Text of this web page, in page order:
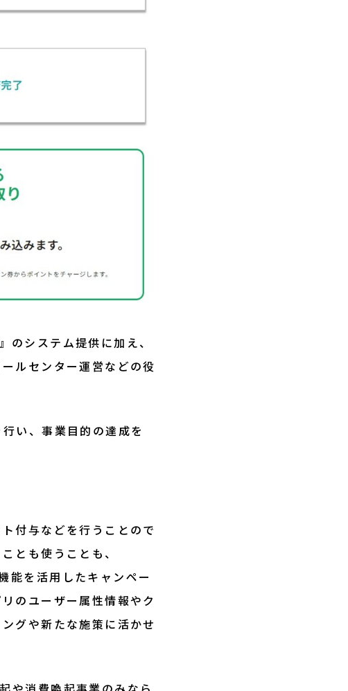
システム提供に加え、
ルセンター運営などの役
い、事業目的の達成を
付与などを行うことので
とも使うことも、
能を活用したキャンペー
のユーザー属性情報やク
グや新たな施策に活かせ